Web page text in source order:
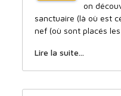
on
sanctuaire (là où est
nef (où sont placés les
Lire la suite...